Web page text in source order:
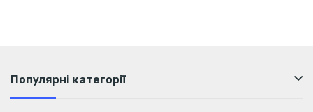
Популярні категорії